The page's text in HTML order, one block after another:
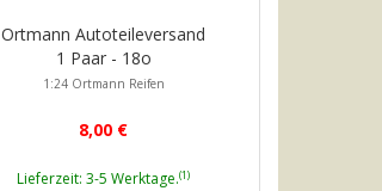
Ortmann Autoteileversand
1 Paar - 18o
1:24 Ortmann Reifen
8,00 €
Lieferzeit: 3-5 Werktage.(1)